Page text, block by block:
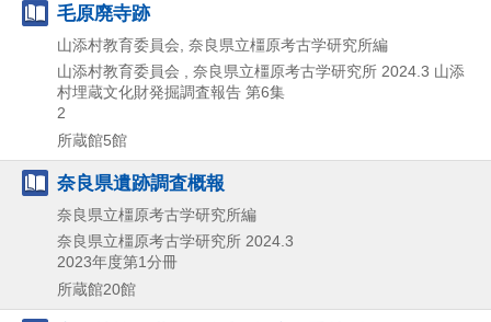
毛原廃寺跡
山添村教育委員会, 奈良県立橿原考古学研究所編
山添村教育委員会 , 奈良県立橿原考古学研究所 2024.3 山添
村埋蔵文化財発掘調査報告 第6集
2
所蔵館5館
奈良県遺跡調査概報
奈良県立橿原考古学研究所編
奈良県立橿原考古学研究所 2024.3
2023年度第1分冊
所蔵館20館